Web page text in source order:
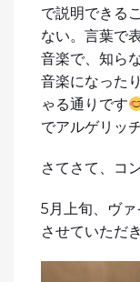
で説明できる
ない。言葉で
音楽で、知ら
音楽になった
ゃる通りです
でアルゲリッ
さてさて、コ
5月上旬、ヴ
させていただ